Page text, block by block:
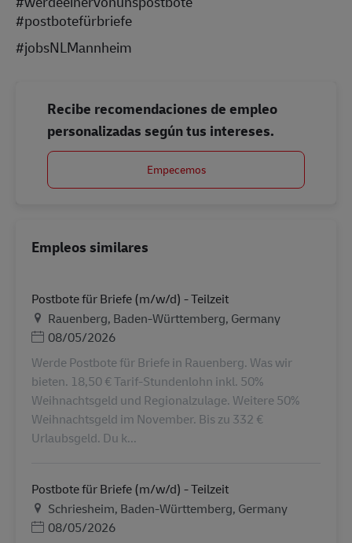
#postbotefürbriefe
#jobsNLMannheim
Recibe recomendaciones de empleo
personalizadas según tus intereses.
Empecemos
Empleos similares
Postbote für Briefe (m/w/d) - Teilzeit
Ubicación
Rauenberg, Baden-Württemberg, Germany
Posted Date
08/05/2026
Werde Postbote für Briefe in Rauenberg. Was wir
bieten. 18,50 € Tarif-Stundenlohn inkl. 50%
Weihnachtsgeld und Regionalzulage. Weitere 50%
Weihnachtsgeld im November. Bis zu 332 €
Urlaubsgeld. Du k...
Postbote für Briefe (m/w/d) - Teilzeit
Ubicación
Schriesheim, Baden-Württemberg, Germany
Posted Date
08/05/2026